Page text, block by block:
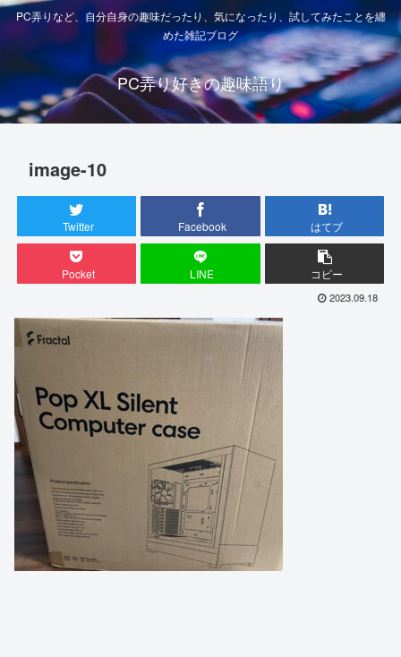
PC弄りなど、自分自身の趣味だったり、気になったり、試してみたことを纏
めた雑記ブログ
PC弄り好きの趣味語り
image-10
Twitter Facebook はてブ
Pocket LINE コピー
2023.09.18